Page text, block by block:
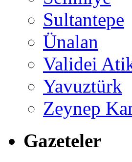
Sultantepe
Ünalan
Validei
Yavuztürk
Zeynep
Gazeteler